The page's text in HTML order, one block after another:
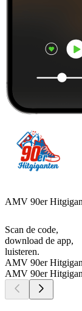
AMV 90er
Scan de code,
download de app,
luisteren.
AMV 90er
AMV 90er